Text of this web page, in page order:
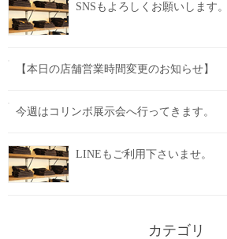
SNSもよろしくお願いします。
【本日の店舗営業時間変更のお知らせ】
今週はコリンボ展示会へ行ってきます。
LINEもご利用下さいませ。
カテゴリ